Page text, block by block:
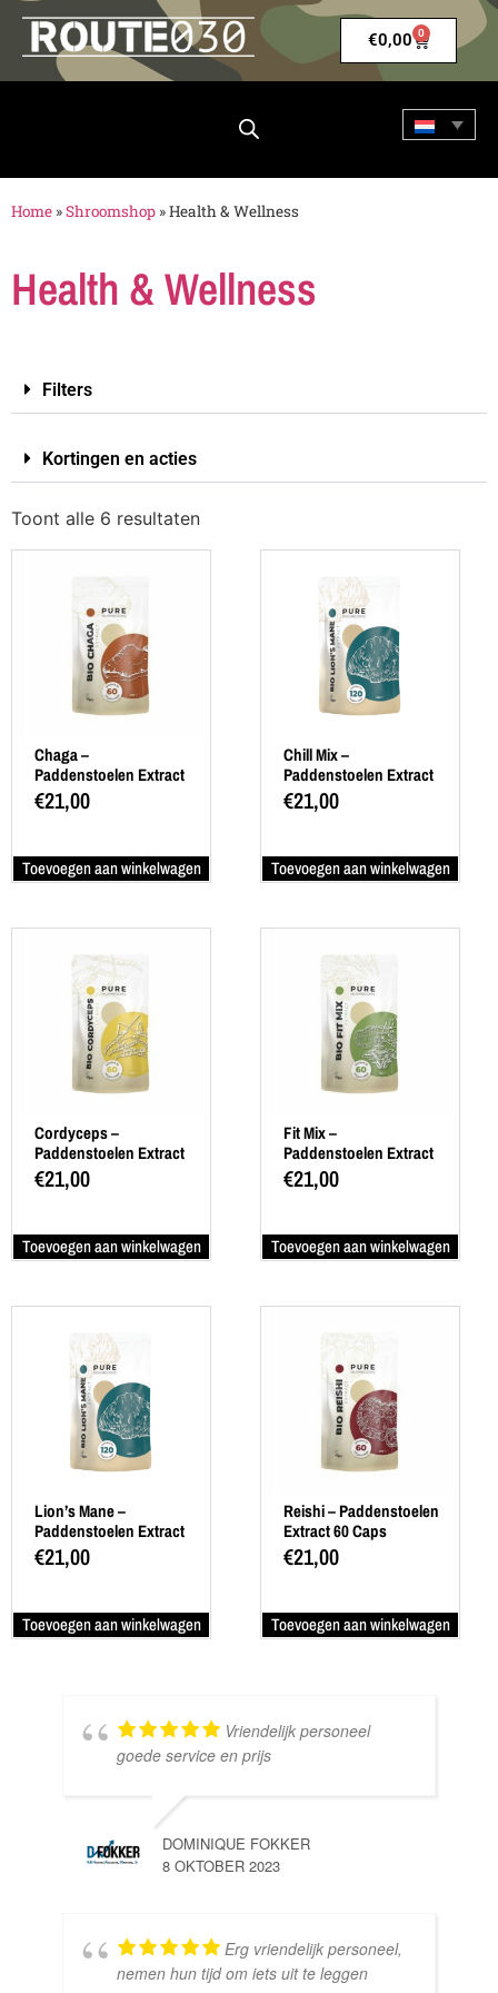
€0,00 0
Home »Shroomshop »Health & Wellness
Health & Wellness
Filters
Kortingen en acties
Toont alle 6 resultaten
Chaga –
Paddenstoelen Extract
60 Caps
€21,00
Toevoegen aan winkelwagen
Chill Mix –
Paddenstoelen Extract
60 Caps
€21,00
Toevoegen aan winkelwagen
Cordyceps –
Paddenstoelen Extract
60 Caps
€21,00
Toevoegen aan winkelwagen
Fit Mix –
Paddenstoelen Extract
60 Caps
€21,00
Toevoegen aan winkelwagen
Lion’s Mane –
Paddenstoelen Extract
60 Caps
€21,00
Toevoegen aan winkelwagen
Reishi – Paddenstoelen
Extract 60 Caps
€21,00
Toevoegen aan winkelwagen
Vriendelijk personeel
goede service en prijs
DOMINIQUE FOKKER
8 OKTOBER 2023
Erg vriendelijk personeel,
nemen hun tijd om iets uit te leggen